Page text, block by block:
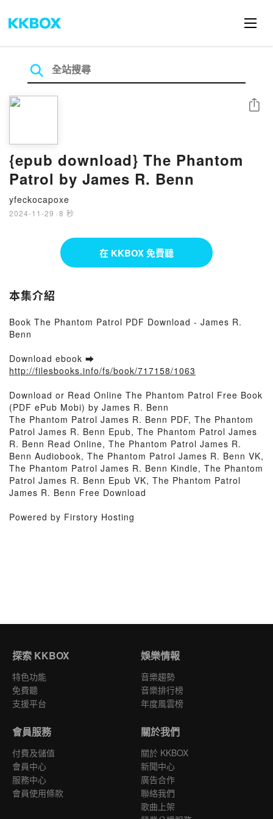
{epub download} The Phantom
Patrol by James R. Benn
yfeckocapoxe
2024-11-29 · 8 秒
分享
在 KKBOX 免費聽
本集介紹
Book The Phantom Patrol PDF Download - James R.
Benn
Download ebook ➡
http://filesbooks.info/fs/book/717158/1063
Download or Read Online The Phantom Patrol Free Book
(PDF ePub Mobi) by James R. Benn
The Phantom Patrol James R. Benn PDF, The Phantom
Patrol James R. Benn Epub, The Phantom Patrol James
R. Benn Read Online, The Phantom Patrol James R.
Benn Audiobook, The Phantom Patrol James R. Benn VK,
The Phantom Patrol James R. Benn Kindle, The Phantom
Patrol James R. Benn Epub VK, The Phantom Patrol
James R. Benn Free Download
Powered by Firstory Hosting
探索 KKBOX
特色功能
免費聽
支援平台
娛樂情報
音樂趨勢
音樂排行榜
年度風雲榜
會員服務
付費及儲值
會員中心
服務中心
會員使用條款
關於我們
關於 KKBOX
新聞中心
廣告合作
聯絡我們
歌曲上架